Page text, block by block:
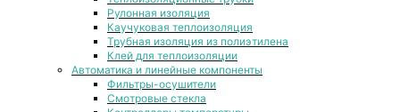
Рулонная изоляция
Каучуковая теплоизоляция
Трубная изоляция из полиэтилена
Клей для теплоизоляции
Автоматика и линейные компоненты
Фильтры-осушители
Смотровые стекла